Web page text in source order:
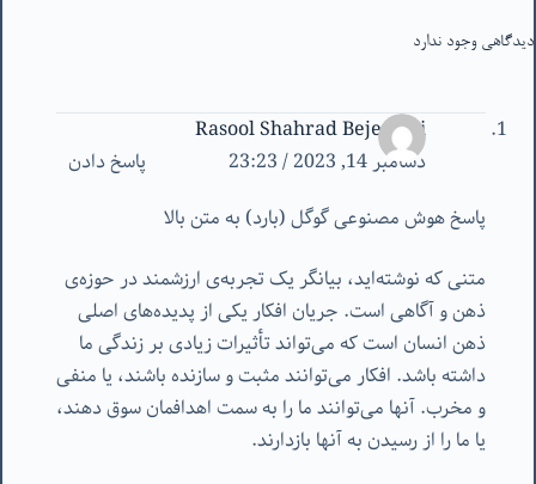
دیدگاهی وجود ندارد
Rasool Shahrad Bejestani
دسامبر 14, 2023 / 23:23
پاسخ دادن
پاسخ هوش مصنوعی گوگل (بارد) به متن بالا
متنی که نوشته‌اید، بیانگر یک تجربه‌ی ارزشمند در حوزه‌ی
ذهن و آگاهی است. جریان افکار یکی از پدیده‌های اصلی
ذهن انسان است که می‌تواند تأثیرات زیادی بر زندگی ما
داشته باشد. افکار می‌توانند مثبت و سازنده باشند، یا منفی
و مخرب. آنها می‌توانند ما را به سمت اهدافمان سوق دهند،
یا ما را از رسیدن به آنها بازدارند.